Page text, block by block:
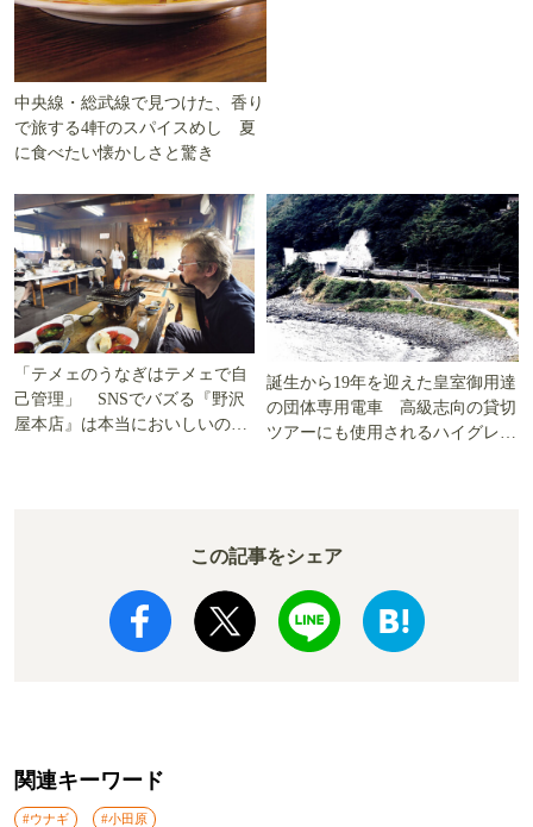
中央線・総武線で見つけた、香り
で旅する4軒のスパイスめし 夏
に食べたい懐かしさと驚き
「テメェのうなぎはテメェで自
己管理」 SNSでバズる『野沢
屋本店』は本当においしいの
誕生から19年を迎えた皇室御用達
の団体専用電車 高級志向の貸切
ツアーにも使用されるハイグレー
この記事をシェア
関連キーワード
#ウナギ #小田原